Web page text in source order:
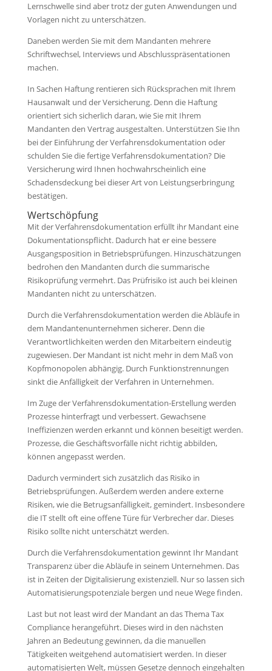
Lernschwelle sind aber trotz der guten Anwendungen und
Vorlagen nicht zu unterschätzen.
Daneben werden Sie mit dem Mandanten mehrere
Schriftwechsel, Interviews und Abschlusspräsentationen
machen.
In Sachen Haftung rentieren sich Rücksprachen mit Ihrem
Hausanwalt und der Versicherung. Denn die Haftung
orientiert sich sicherlich daran, wie Sie mit Ihrem
Mandanten den Vertrag ausgestalten. Unterstützen Sie Ihn
bei der Einführung der Verfahrensdokumentation oder
schulden Sie die fertige Verfahrensdokumentation? Die
Versicherung wird Ihnen hochwahrscheinlich eine
Schadensdeckung bei dieser Art von Leistungserbringung
bestätigen.
Wertschöpfung
Mit der Verfahrensdokumentation erfüllt ihr Mandant eine
Dokumentationspflicht. Dadurch hat er eine bessere
Ausgangsposition in Betriebsprüfungen. Hinzuschätzungen
bedrohen den Mandanten durch die summarische
Risikoprüfung vermehrt. Das Prüfrisiko ist auch bei kleinen
Mandanten nicht zu unterschätzen.
Durch die Verfahrensdokumentation werden die Abläufe in
dem Mandantenunternehmen sicherer. Denn die
Verantwortlichkeiten werden den Mitarbeitern eindeutig
zugewiesen. Der Mandant ist nicht mehr in dem Maß von
Kopfmonopolen abhängig. Durch Funktionstrennungen
sinkt die Anfälligkeit der Verfahren in Unternehmen.
Im Zuge der Verfahrensdokumentation-Erstellung werden
Prozesse hinterfragt und verbessert. Gewachsene
Ineffizienzen werden erkannt und können beseitigt werden.
Prozesse, die Geschäftsvorfälle nicht richtig abbilden,
können angepasst werden.
Dadurch vermindert sich zusätzlich das Risiko in
Betriebsprüfungen. Außerdem werden andere externe
Risiken, wie die Betrugsanfälligkeit, gemindert. Insbesondere
die IT stellt oft eine offene Türe für Verbrecher dar. Dieses
Risiko sollte nicht unterschätzt werden.
Durch die Verfahrensdokumentation gewinnt Ihr Mandant
Transparenz über die Abläufe in seinem Unternehmen. Das
ist in Zeiten der Digitalisierung existenziell. Nur so lassen sich
Automatisierungspotenziale bergen und neue Wege finden.
Last but not least wird der Mandant an das Thema Tax
Compliance herangeführt. Dieses wird in den nächsten
Jahren an Bedeutung gewinnen, da die manuellen
Tätigkeiten weitgehend automatisiert werden. In dieser
automatisierten Welt, müssen Gesetze dennoch eingehalten